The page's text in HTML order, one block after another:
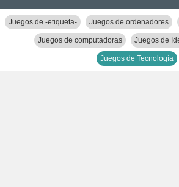
Juegos de -etiqueta- Juegos de ordenadores
Juegos de computadoras Juegos de
Juegos de Tecnología